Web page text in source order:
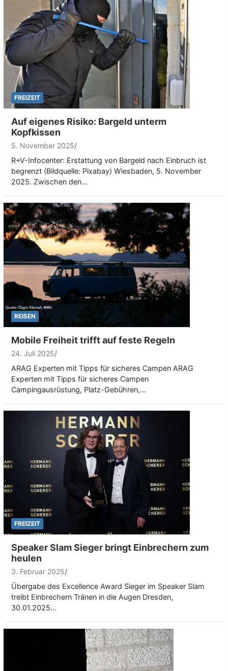
FREIZEIT
Auf eigenes Risiko: Bargeld unterm
Kopfkissen
5. November 2025
R+V-Infocenter: Erstattung von Bargeld nach Einbruch ist
begrenzt (Bildquelle: Pixabay) Wiesbaden, 5. November
2025. Zwischen den…
REISEN
Mobile Freiheit trifft auf feste Regeln
24. Juli 2025
ARAG Experten mit Tipps für sicheres Campen ARAG
Experten mit Tipps für sicheres Campen
Campingausrüstung, Platz-Gebühren,…
FREIZEIT
Speaker Slam Sieger bringt Einbrechern zum
heulen
3. Februar 2025
Übergabe des Excellence Award Sieger im Speaker Slam
treibt Einbrechern Tränen in die Augen Dresden,
30.01.2025…